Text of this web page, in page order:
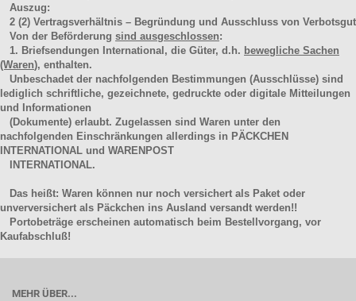
Auszug:
2 (2) Vertragsverhältnis – Begründung und Ausschluss von Verbotsgut
Von der Beförderung sind ausgeschlossen:
1. Briefsendungen International, die Güter, d.h. bewegliche Sachen
(Waren), enthalten.
Unbeschadet der nachfolgenden Bestimmungen (Ausschlüsse) sind
lediglich schriftliche, gezeichnete, gedruckte oder digitale Mitteilungen
und Informationen
(Dokumente) erlaubt. Zugelassen sind Waren unter den
nachfolgenden Einschränkungen allerdings in PÄCKCHEN
INTERNATIONAL und WARENPOST
INTERNATIONAL.
Das heißt: Waren können nur noch versichert als Paket oder
unverversichert als Päckchen ins Ausland versandt werden!!
Portobeträge erscheinen automatisch beim Bestellvorgang, vor
Kaufabschluß!
MEHR ÜBER...